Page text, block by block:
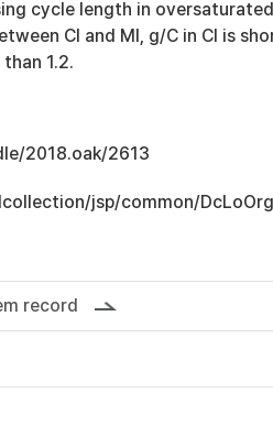
cycle length in
CI and MI, g/C in CI is
1.2.
2018.oak/2613
jsp/common/
record